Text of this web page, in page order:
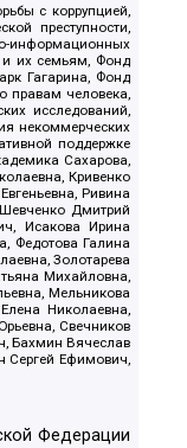
с коррупцией,
преступности,
информационных
и их семьям, Фонд
Гагарина, Фонд
правам человека,
исследований,
некоммерческих
поддержке
Сахарова,
Кривенко
Ривина
Дмитрий
Исакова Ирина
Федотова Галина
Золотарева
Михайловна,
Мельникова
Николаевна,
Свечников
Бахмин Вячеслав
Сергей Ефимович,
Федерации